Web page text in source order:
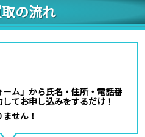
の流れ
ム」から氏名・住所・電話番
てお申し込みをするだけ！
せん！